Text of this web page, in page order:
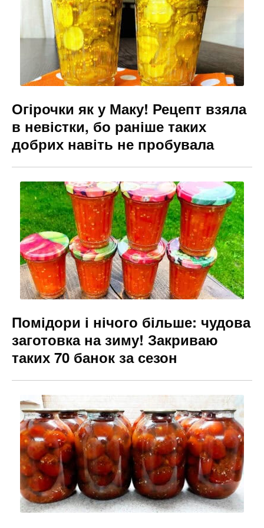
k
er
Огірочки як у Маку! Рецепт взяла
в невістки, бо раніше таких
добрих навіть не пробувала
Помідори і нічого більше: чудова
заготовка на зиму! Закриваю
таких 70 банок за сезон